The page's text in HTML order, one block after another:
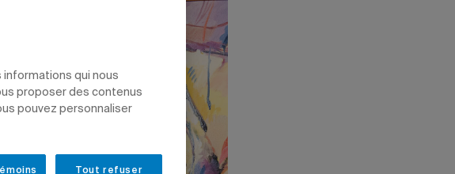
qui nous
proposer des contenus
pouvez personnaliser
Tout refuser